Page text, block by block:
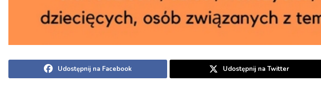
Udostępnij na Facebook Udostępnij na Twitter